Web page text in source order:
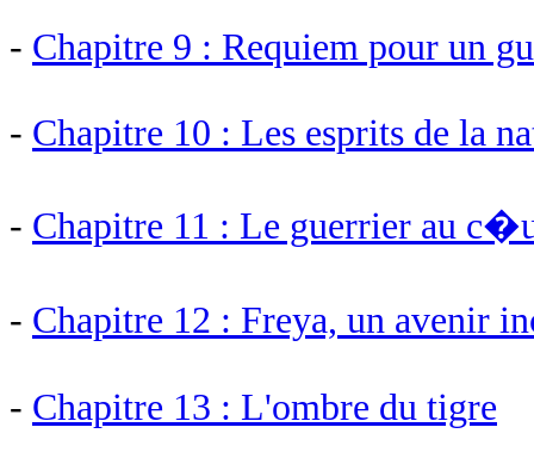
- Chapitre 9 : Requiem pour un
- Chapitre 10 : Les esprits de la
- Chapitre 11 : Le guerrier au
- Chapitre 12 : Freya, un avenir
- Chapitre 13 : L'ombre du tigre